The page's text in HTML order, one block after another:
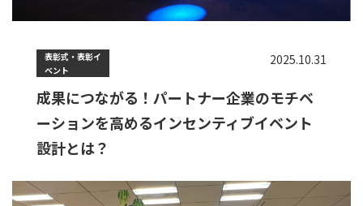
表彰式・表彰イ
ベント
2025.10.31
成果につながる！パートナー企業のモチベ
ーションを高めるインセンティブイベント
設計とは？